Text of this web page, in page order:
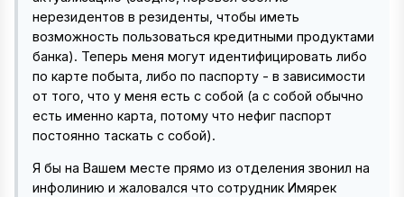
нерезидентов в резиденты, чтобы иметь
возможность пользоваться кредитными продуктами
банка). Теперь меня могут идентифицировать либо
по карте побыта, либо по паспорту - в зависимости
от того, что у меня есть с собой (а с собой обычно
есть именно карта, потому что нефиг паспорт
постоянно таскать с собой).
Я бы на Вашем месте прямо из отделения звонил на
инфолинию и жаловался что сотрудник Имярек